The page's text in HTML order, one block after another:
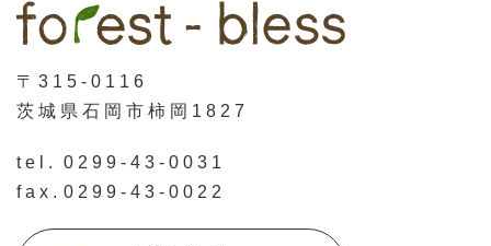
〒315-0116
茨城県石岡市柿岡1827
tel.
0299-43-0031
fax. 0299-43-0022